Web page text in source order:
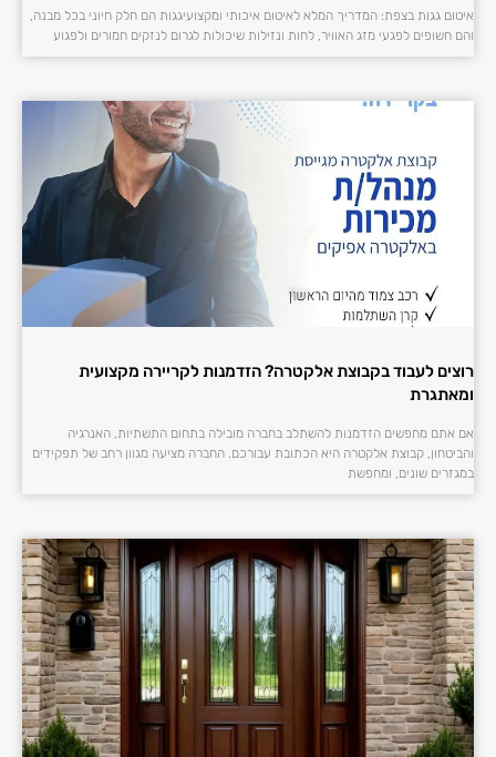
איטום גגות בצפת: המדריך המלא לאיטום איכותי ומקצועיגגות הם חלק חיוני בכל מבנה,
והם חשופים לפגעי מזג האוויר, לחות ונזילות שיכולות לגרום לנזקים חמורים ולפגוע
רוצים לעבוד בקבוצת אלקטרה? הזדמנות לקריירה מקצועית
ומאתגרת
אם אתם מחפשים הזדמנות להשתלב בחברה מובילה בתחום התשתיות, האנרגיה
והביטחון, קבוצת אלקטרה היא הכתובת עבורכם. החברה מציעה מגוון רחב של תפקידים
במגזרים שונים, ומחפשת